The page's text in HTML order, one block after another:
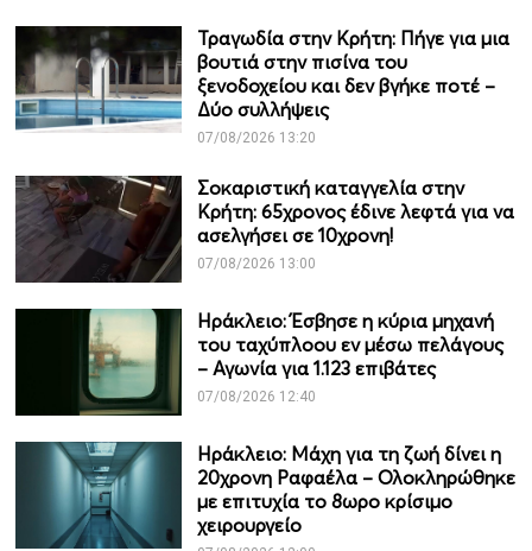
Τραγωδία στην Κρήτη: Πήγε για μια
βουτιά στην πισίνα του
ξενοδοχείου και δεν βγήκε ποτέ –
Δύο συλλήψεις
07/08/2026 13:20
Σοκαριστική καταγγελία στην
Κρήτη: 65χρονος έδινε λεφτά για να
ασελγήσει σε 10χρονη!
07/08/2026 13:00
Ηράκλειο: Έσβησε η κύρια μηχανή
του ταχύπλοου εν μέσω πελάγους
– Αγωνία για 1.123 επιβάτες
07/08/2026 12:40
Ηράκλειο: Μάχη για τη ζωή δίνει η
20χρονη Ραφαέλα – Ολοκληρώθηκε
με επιτυχία το 8ωρο κρίσιμο
χειρουργείο